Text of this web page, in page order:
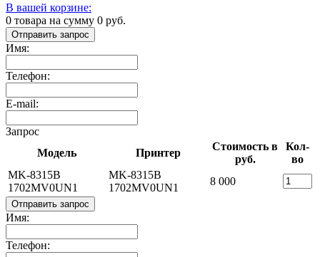
В вашей корзине:
0 товара на сумму 0 руб.
Отправить запрос
Имя:
Телефон:
E-mail:
Запрос
Модель
Принтер
Стоимость в
руб.
Кол-
во
MK-8315B
1702MV0UN1
MK-8315B
1702MV0UN1
8 000
Отправить запрос
Имя:
Телефон: